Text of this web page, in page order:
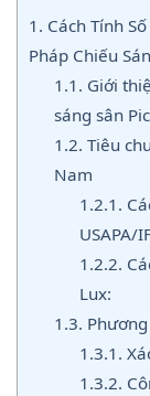
1. Cách Tính
Pháp Chiếu
1.1. Giới
sáng sân
1.2. Tiêu
Nam
1.2.1.
USAPA/
1.2.2.
Lux:
1.3.
1.3.1.
1.3.2.